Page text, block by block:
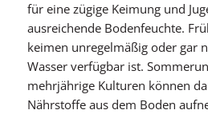
für eine zügige Keimung und
ausreichende Bodenfeuchte.
keimen unregelmäßig oder gar
Wasser verfügbar ist.
mehrjährige Kulturen können
Nährstoffe aus dem Boden